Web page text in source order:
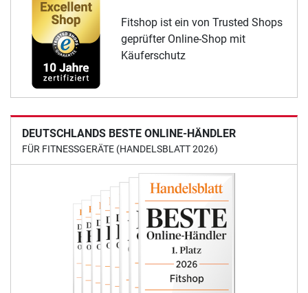
Fitshop ist ein von Trusted Shops
geprüfter Online-Shop mit
Käuferschutz
DEUTSCHLANDS BESTE ONLINE-HÄNDLER
FÜR FITNESSGERÄTE (HANDELSBLATT 2026)